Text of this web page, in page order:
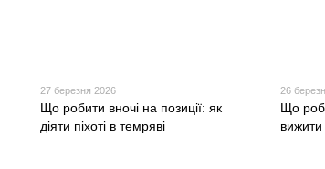
27 березня 2026
Що робити вночі на позиції: як
діяти піхоті в темряві
26
Що
вижити